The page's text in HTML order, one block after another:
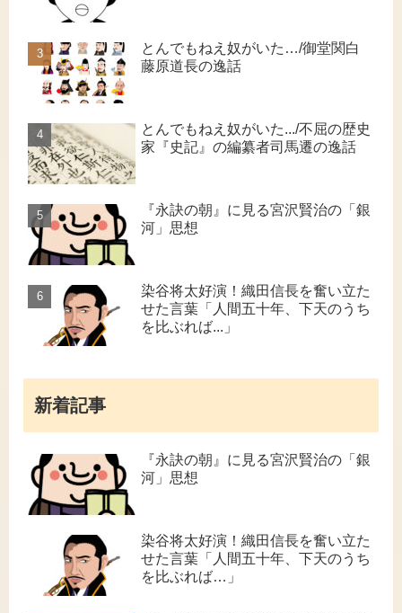
とんでもねえ奴がいた…/御堂関白
藤原道長の逸話
とんでもねえ奴がいた.../不屈の歴史
家『史記』の編纂者司馬遷の逸話
『永訣の朝』に見る宮沢賢治の「銀
河」思想
染谷将太好演！織田信長を奮い立た
せた言葉「人間五十年、下天のうち
を比ぶれば...」
新着記事
『永訣の朝』に見る宮沢賢治の「銀
河」思想
染谷将太好演！織田信長を奮い立た
せた言葉「人間五十年、下天のうち
を比ぶれば…」